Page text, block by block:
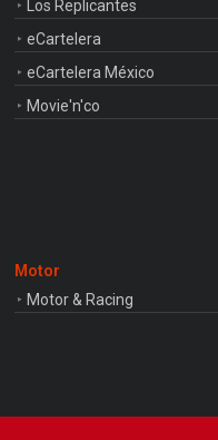
Los Replicantes
eCartelera
eCartelera México
Movie'n'co
Motor
Motor & Racing